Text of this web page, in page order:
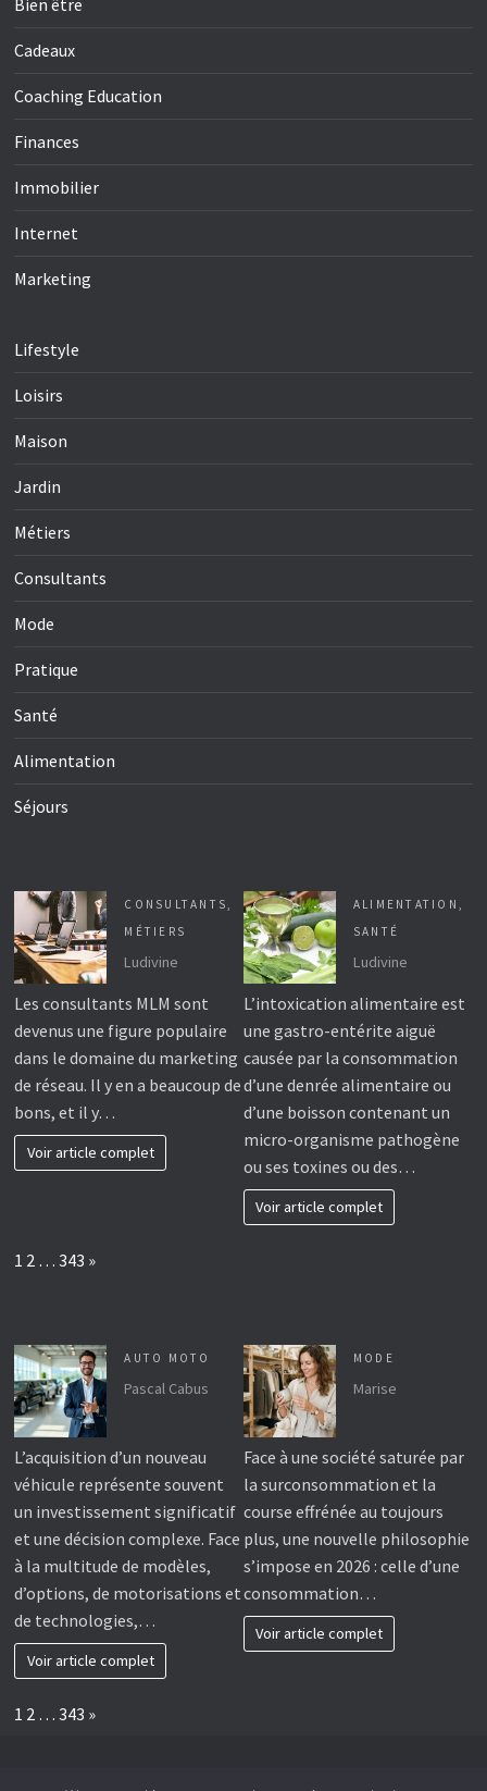
Cadeaux
Coaching Education
Finances
Immobilier
Internet
Marketing
Lifestyle
Loisirs
Maison
Jardin
Métiers
Consultants
Mode
Pratique
Santé
Alimentation
Séjours
CONSULTANTS,
MÉTIERS
Ludivine
Les consultants MLM sont
devenus une figure populaire
dans le domaine du marketing
de réseau. Il y en a beaucoup de
bons, et il y…
Voir article complet
ALIMENTATION ,
SANTÉ
Ludivine
L’intoxication alimentaire est
une gastro-entérite aiguë
causée par la consommation
d’une denrée alimentaire ou
d’une boisson contenant un
micro-organisme pathogène
ou ses toxines ou des…
Voir article complet
Page:
1 2 … 343 Next
»
AUTO MOTO
Pascal Cabus
L’acquisition d’un nouveau
véhicule représente souvent
un investissement significatif
et une décision complexe. Face
à la multitude de modèles,
d’options, de motorisations et
de technologies,…
Voir article complet
MODE
Marise
Face à une société saturée par
la surconsommation et la
course effrénée au toujours
plus, une nouvelle philosophie
s’impose en 2026 : celle d’une
consommation…
Voir article complet
Page:
1 2 … 343 Next
»